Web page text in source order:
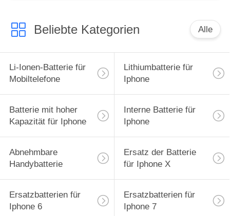
Beliebte Kategorien Alle
Li-Ionen-Batterie für
Mobiltelefone
Lithiumbatterie für
Iphone
Batterie mit hoher
Kapazität für Iphone
Interne Batterie für
Iphone
Abnehmbare
Handybatterie
Ersatz der Batterie
für Iphone X
Ersatzbatterien für
Iphone 6
Ersatzbatterien für
Iphone 7